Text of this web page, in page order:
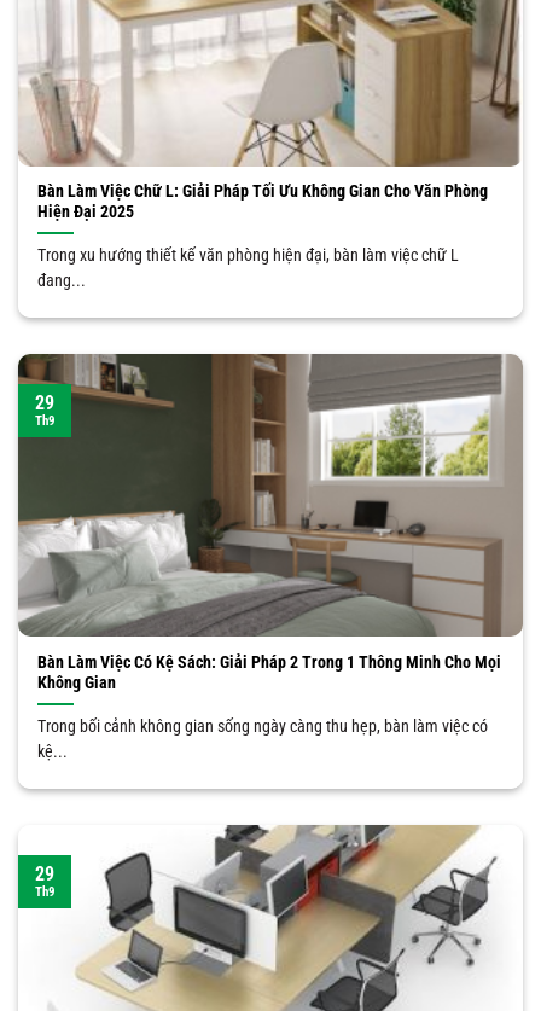
Bàn Làm Việc Chữ L: Giải Pháp Tối Ưu Không Gian Cho Văn Phòng
Hiện Đại 2025
Trong xu hướng thiết kế văn phòng hiện đại, bàn làm việc chữ L
đang...
Bàn Làm Việc Có Kệ Sách: Giải Pháp 2 Trong 1 Thông Minh Cho Mọi
Không Gian
Trong bối cảnh không gian sống ngày càng thu hẹp, bàn làm việc có
kệ...
29
Th9
29
Th9